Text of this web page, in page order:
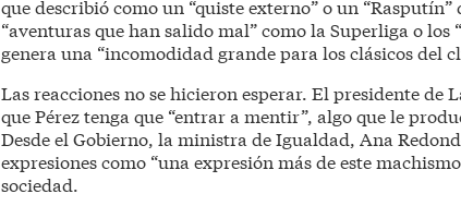
que describió como un “quiste externo” o un
“aventuras que han salido mal” como la Superliga o los
genera una “incomodidad grande para los clásicos del
Las reacciones no se hicieron esperar. El presidente de
que Pérez tenga que “entrar a mentir”, algo que le
Desde el Gobierno, la ministra de Igualdad, Ana
expresiones como “una expresión más de este
sociedad.